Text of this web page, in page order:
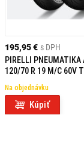
195,95 € s DPH
PIRELLI PNEUMATIKA
120/70 R 19 M/C 60V
Na objednávku
Kúpiť